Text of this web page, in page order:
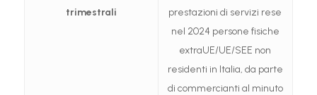
trimestrali
prestazioni di servizi rese
nel 2024 persone fisiche
extraUE/UE/SEE non
residenti in Italia, da parte
di commercianti al minuto